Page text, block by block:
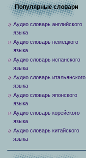
Популярные словари
Аудио словарь английского
языка
Аудио словарь немецкого
языка
Аудио словарь испанского
языка
Аудио словарь итальянского
языка
Аудио словарь японского
языка
Аудио словарь корейского
языка
Аудио словарь китайского
языка